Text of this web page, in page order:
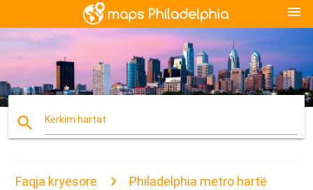
menu
search Kërkim hartat
Faqja kryesore Philadelphia metro hartë